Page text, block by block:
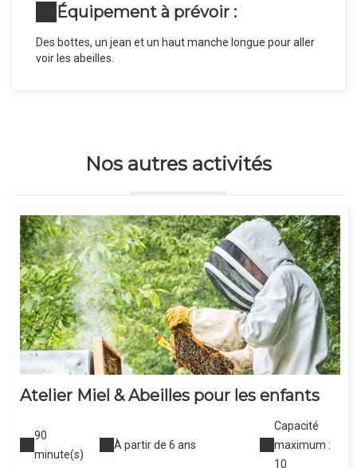
Équipement à prévoir :
Des bottes, un jean et un haut manche longue pour aller
voir les abeilles.
Nos autres activités
Atelier Miel & Abeilles pour les enfants
90
minute(s)
À partir de 6 ans
Capacité
maximum :
10